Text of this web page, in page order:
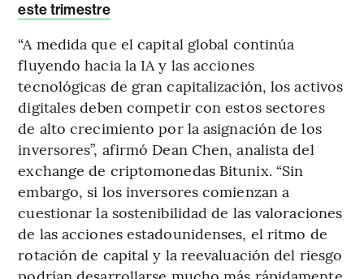
este trimestre
“A medida que el capital global continúa
fluyendo hacia la IA y las acciones
tecnológicas de gran capitalización, los activos
digitales deben competir con estos sectores
de alto crecimiento por la asignación de los
inversores”, afirmó Dean Chen, analista del
exchange de criptomonedas Bitunix. “Sin
embargo, si los inversores comienzan a
cuestionar la sostenibilidad de las valoraciones
de las acciones estadounidenses, el ritmo de
rotación de capital y la reevaluación del riesgo
podrían desarrollarse mucho más rápidamente